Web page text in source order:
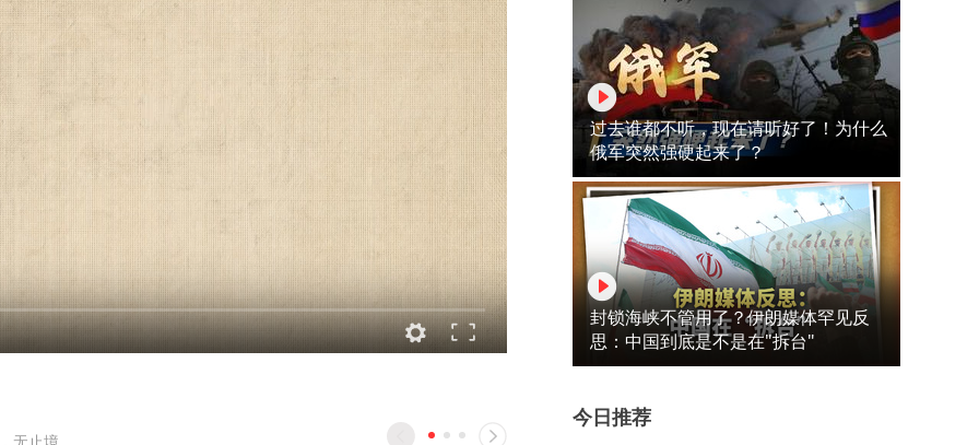
过去谁都不听，现在请听好了！为什么
俄军突然强硬起来了？
封锁海峡不管用了？伊朗媒体罕见反
思：中国到底是不是在"拆台"
今日推荐